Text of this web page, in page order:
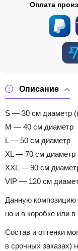
Описание
S — 30 см диаметр
M — 40 см диаметр
L — 50 см диаметр
XL — 70 см диаметр
XXL — 90 см
VIP — 120 см
Данную композицию
но и в коробке или в
Состав и оттенки
в срочных заказах)
Оплата